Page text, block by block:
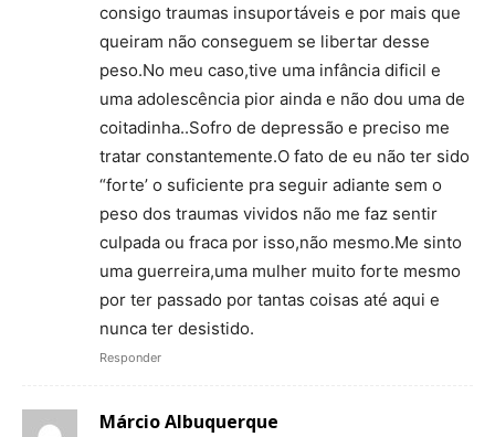
consigo traumas insuportáveis e por mais que
queiram não conseguem se libertar desse
peso.No meu caso,tive uma infância dificil e
uma adolescência pior ainda e não dou uma de
coitadinha..Sofro de depressão e preciso me
tratar constantemente.O fato de eu não ter sido
“forte’ o suficiente pra seguir adiante sem o
peso dos traumas vividos não me faz sentir
culpada ou fraca por isso,não mesmo.Me sinto
uma guerreira,uma mulher muito forte mesmo
por ter passado por tantas coisas até aqui e
nunca ter desistido.
Responder
Márcio Albuquerque